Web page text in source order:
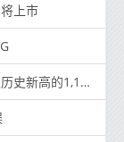
上市
高的1,116.3元